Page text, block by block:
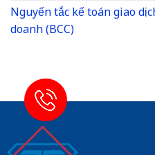
Nguyến tắc kế toán giao
doanh (BCC)